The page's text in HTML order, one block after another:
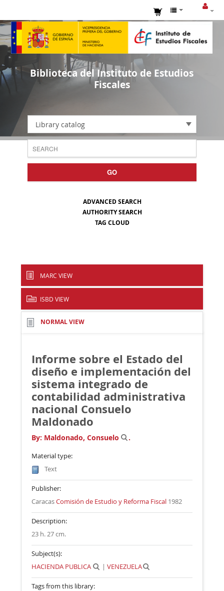
Biblioteca del Instituto de Estudios
Fiscales
Library catalog
GO
ADVANCED SEARCH
AUTHORITY SEARCH
TAG CLOUD
MARC VIEW
ISBD VIEW
NORMAL VIEW
Informe sobre el Estado del
diseño e implementación del
sistema integrado de
contabilidad administrativa
nacional Consuelo
Maldonado
By: Maldonado, Consuelo .
Material type:
Text
Publisher:
CaracasComisión de Estudio y Reforma Fiscal 1982
Description:
23 h. 27 cm.
Subject(s):
HACIENDA PUBLICA
| VENEZUELA
Tags from this library: